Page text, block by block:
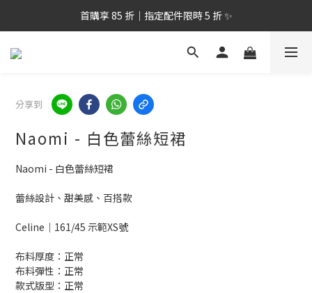
全台滿$2,500 TWD免運｜跨境滿$8000TWD 免運 >
首購享 85 折｜指定配件限時 5 折 ✨
8/1-8/14 情人節限定｜夏季洋裝單件8折🎁
分享到
Naomi - 白色蕾絲短裙
Naomi - 白色蕾絲短裙
蕾絲設計、甜美感、百搭款
Celine｜161/45 示範XS號
布料厚度：正常
布料彈性：正常
款式版型：正常